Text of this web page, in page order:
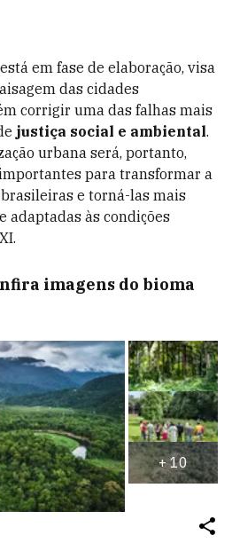
em fase de elaboração, visa
das cidades
corrigir uma das falhas mais
justiça social e ambiental.
urbana será, portanto,
para transformar a
e torná-las mais
adaptadas às condições
imagens do bioma
+10